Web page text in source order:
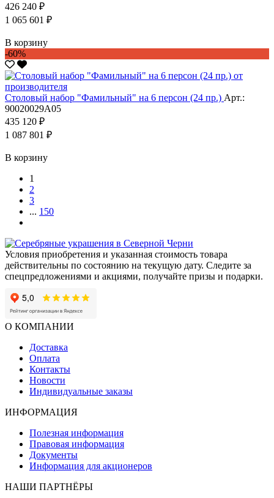
426 240 ₽
1 065 601 ₽
В корзину
-60%
Столовый набор "Фамильный" на 6 персон (24 пр.) Арт.:
90020029А05
435 120 ₽
1 087 801 ₽
В корзину
1
2
3
... 150
Условия приобретения и указанная стоимость товара
действительны по состоянию на текущую дату. Следите за
спецпредложениями и акциями, получайте призы и подарки.
О КОМПАНИИ
Доставка
Оплата
Контакты
Новости
Индивидуальные заказы
ИНФОРМАЦИЯ
Полезная информация
Правовая информация
Документы
Информация для акционеров
НАШИ ПАРТНЁРЫ